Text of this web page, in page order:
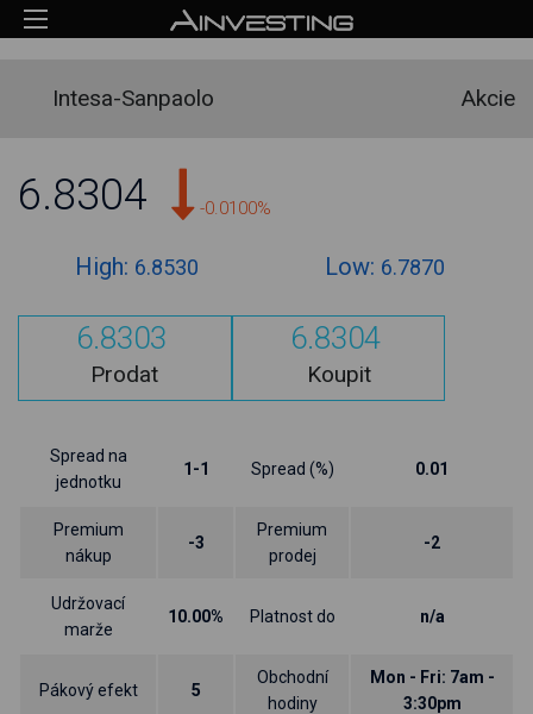
Intesa-Sanpaolo Akcie
6.8304 -0.0100%
High: 6.8530 Low: 6.7870
6.8303
Prodat
6.8304
Koupit
Spread na
jednotku
1-1 Spread (%) 0.01
Premium
nákup
-3
Premium
prodej
-2
Udržovací
marže
10.00% Platnost do n/a
Pákový efekt 5
Obchodní
hodiny
Mon - Fri: 7am -
3:30pm